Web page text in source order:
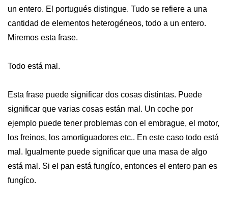
un entero. El portugués distingue. Tudo se refiere a una
cantidad de elementos heterogéneos, todo a un entero.
Miremos esta frase.
Todo está mal.
Esta frase puede significar dos cosas distintas. Puede
significar que varias cosas están mal. Un coche por
ejemplo puede tener problemas con el embrague, el motor,
los freinos, los amortiguadores etc.. En este caso todo está
mal. Igualmente puede significar que una masa de algo
está mal. Si el pan está fungíco, entonces el entero pan es
fungíco.